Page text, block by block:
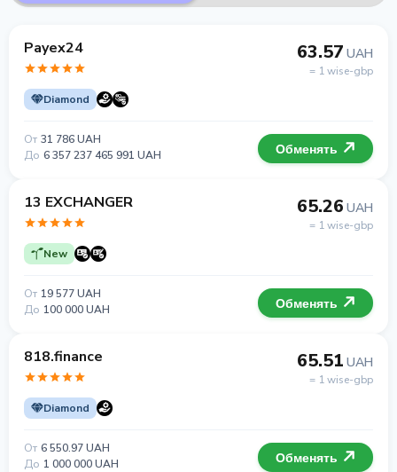
Payex24
Diamond
63.57 UAH
= 1 wise-gbp
От 31 786 UAH
До 6 357 237 465 991 UAH Обменять
13 EXCHANGER
New
65.26 UAH
= 1 wise-gbp
От 19 577 UAH
До 100 000 UAH Обменять
818.finance
Diamond
65.51 UAH
= 1 wise-gbp
От 6 550.97 UAH
До 1 000 000 UAH Обменять